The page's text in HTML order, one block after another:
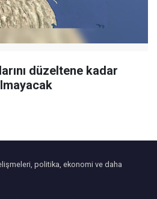
düzeltene kadar
politika, ekonomi ve daha